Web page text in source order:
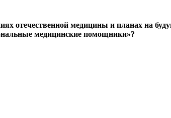
отечественной медицины и планах на
медицинские помощники»?